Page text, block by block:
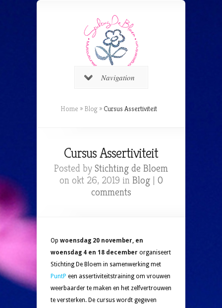
Navigation
Home » Blog » Cursus Assertiviteit
Cursus Assertiviteit
Posted by Stichting de Bloem
on okt 26, 2019 in Blog| 0
comments
Op woensdag 20 november, en
woensdag 4 en 18 december organiseert
Stichting De Bloem in samenwerking met
PuntP een assertiviteitstraining om vrouwen
weerbaarder te maken en het zelfvertrouwen
te versterken. De cursus wordt gegeven